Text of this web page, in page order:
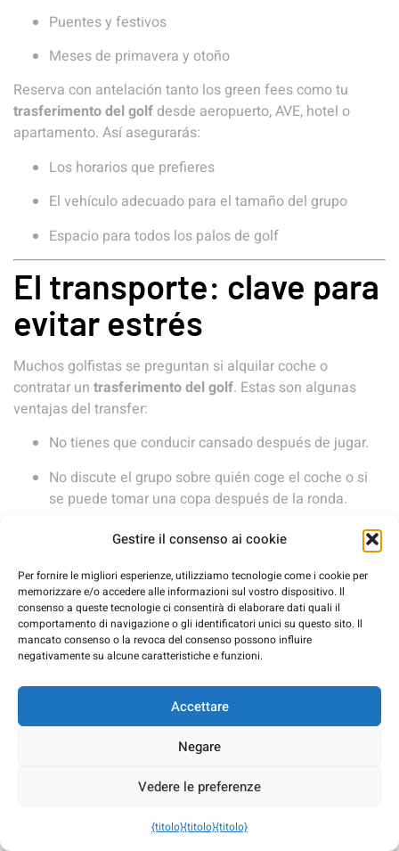
Gestire il consenso ai cookie
Per fornire le migliori esperienze, utilizziamo tecnologie come i cookie per
memorizzare e/o accedere alle informazioni sul vostro dispositivo. Il
consenso a queste tecnologie ci consentirà di elaborare dati quali il
comportamento di navigazione o gli identificatori unici su questo sito. Il
mancato consenso o la revoca del consenso possono influire
negativamente su alcune caratteristiche e funzioni.
Accettare
Negare
Vedere le preferenze
{titolo}{titolo}{titolo}
Puentes y festivos
Meses de primavera y otoño
Reserva con antelación tanto los green fees como tu
trasferimento del golf desde aeropuerto, AVE, hotel o
apartamento. Así asegurarás:
Los horarios que prefieres
El vehículo adecuado para el tamaño del grupo
Espacio para todos los palos de golf
El transporte: clave para
evitar estrés
Muchos golfistas se preguntan si alquilar coche o
contratar un trasferimento del golf. Estas son algunas
ventajas del transfer:
No tienes que conducir cansado después de jugar.
No discute el grupo sobre quién coge el coche o si
se puede tomar una copa después de la ronda.
No pierdes tiempo buscando el campo o
Todo el grupo llega junto y a la hora.
Con Bus Costa del Sol planificamos cada traslado para
que llegues con tiempo suficiente a calentar y preparar tu
partida.
¿Viajas con grupo?
Piensa en minibús o
microbús
Si sois varios jugadores, lo más cómodo suele ser: